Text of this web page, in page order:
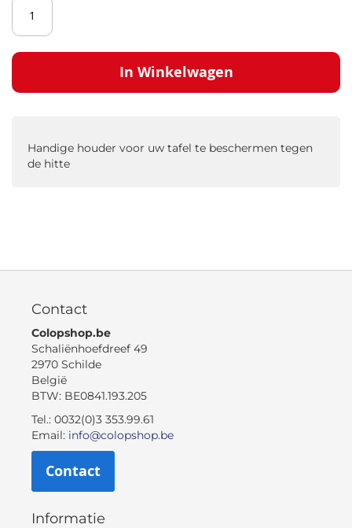
In Winkelwagen
Handige houder voor uw tafel te beschermen tegen
de hitte
Contact
Colopshop.be
Schaliënhoefdreef 49
2970 Schilde
België
BTW: BE0841.193.205
Tel.: 0032(0)3 353.99.61
Email: info@colopshop.be
Contact
Informatie